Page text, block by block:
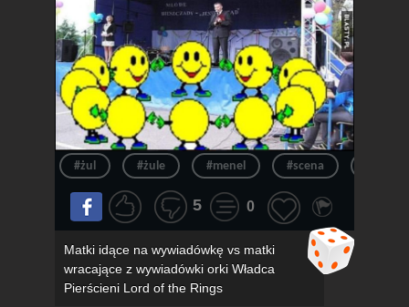
#żul #żule #menel #scena
5 0
Matki idące na wywiadówkę vs matki
wracające z wywiadówki orki Władca
Pierścieni Lord of the Rings